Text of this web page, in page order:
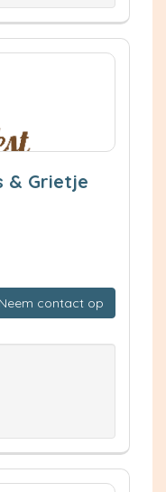
& Grietje
Neem contact op